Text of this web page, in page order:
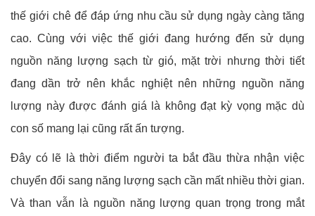
thế giới chê để đáp ứng nhu cầu sử dụng ngày càng tăng
cao. Cùng với việc thế giới đang hướng đến sử dụng
nguồn năng lượng sạch từ gió, mặt trời nhưng thời tiết
đang dần trở nên khắc nghiệt nên những nguồn năng
lượng này được đánh giá là không đạt kỳ vọng mặc dù
con số mang lại cũng rất ấn tượng.
Đây có lẽ là thời điểm người ta bắt đầu thừa nhận việc
chuyển đổi sang năng lượng sạch cần mất nhiều thời gian.
Và than vẫn là nguồn năng lượng quan trọng trong mắt